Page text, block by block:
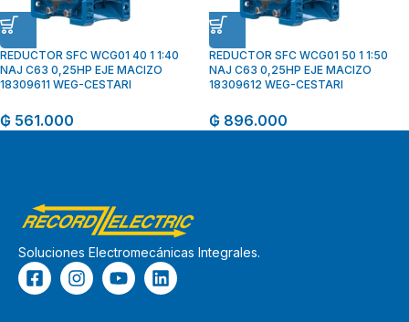
REDUCTOR SFC WCG01 40 1 1:40
NAJ C63 0,25HP EJE MACIZO
18309611 WEG-CESTARI
₲ 561.000
REDUCTOR SFC WCG01 50 1 1:50
NAJ C63 0,25HP EJE MACIZO
18309612 WEG-CESTARI
₲ 896.000
Soluciones Electromecánicas Integrales.